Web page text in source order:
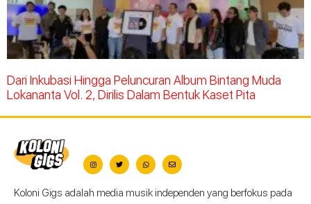
Dari Inkubasi Hingga Peluncuran Album Bintang Muda
Lokananta Vol. 2, Dirilis Dalam Bentuk Kaset Pita
Koloni Gigs adalah media musik independen yang berfokus pada